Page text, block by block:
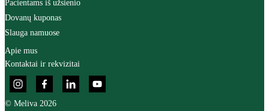
Pacientams iš užsienio
Dovanų kuponas
Slauga namuose
Apie mus
Kontaktai ir rekvizitai
© Meliva 2026